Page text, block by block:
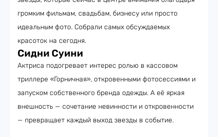
громким фильмам, свадьбам, бизнесу или просто
идеальным фото. Собрали самых обсуждаемых
красоток на сегодня.
Сидни Суини
Актриса подогревает интерес ролью в кассовом
триллере «Горничная», откровенными фотосессиями и
запуском собственного бренда одежды. А её яркая
внешность — сочетание невинности и откровенности
— превращает каждый выход звезды в событие.